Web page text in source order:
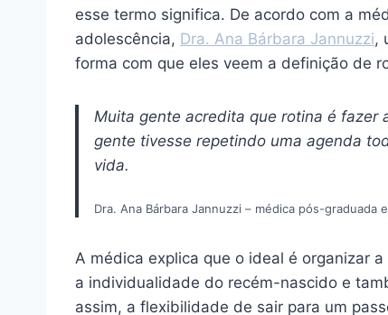
esse termo significa. De acordo com a
adolescência, Dra. Ana Bárbara Jannuzzi,
forma com que eles veem a definição de
Muita gente acredita que rotina é fazer
gente tivesse repetindo uma agenda
vida.
Dra. Ana Bárbara Jannuzzi – médica pós-graduada
A médica explica que o ideal é organizar
a individualidade do recém-nascido e
assim, a flexibilidade de sair para um